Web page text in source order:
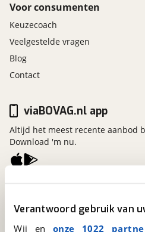
Verantwoord gebruik van
Wij en onze 1022
Voor consumenten
Keuzecoach
Veelgestelde vragen
Blog
Contact
Kosterijland
3981 AJ Bunnik
Een initiatief van
viaBOVAG.nl app
Altijd het meest recente aanbod
Download 'm nu.